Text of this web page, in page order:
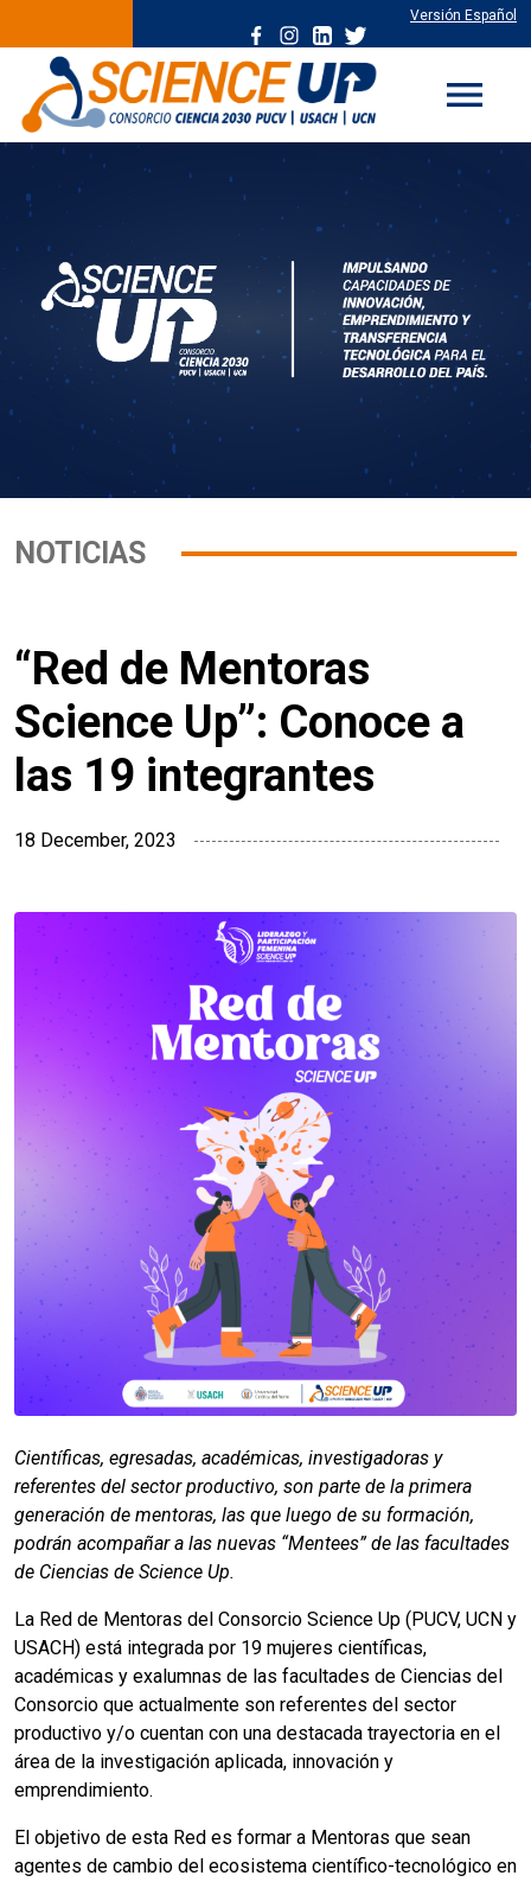
Versión Español
menu
NOTICIAS
“Red de Mentoras
Science Up”: Conoce a
las 19 integrantes
18 December, 2023
Científicas, egresadas, académicas, investigadoras y
referentes del sector productivo, son parte de la primera
generación de mentoras, las que luego de su formación,
podrán acompañar a las nuevas “Mentees” de las facultades
de Ciencias de Science Up.
La Red de Mentoras del Consorcio Science Up (PUCV, UCN y
USACH) está integrada por 19 mujeres científicas,
académicas y exalumnas de las facultades de Ciencias del
Consorcio que actualmente son referentes del sector
productivo y/o cuentan con una destacada trayectoria en el
área de la investigación aplicada, innovación y
emprendimiento.
El objetivo de esta Red es formar a Mentoras que sean
agentes de cambio del ecosistema científico-tecnológico en